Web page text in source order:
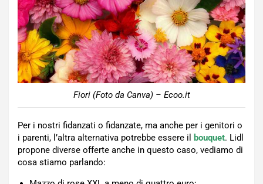
Fiori (Foto da Canva) – Ecoo.it
Per i nostri fidanzati o fidanzate, ma anche per i genitori o
i parenti, l’altra alternativa potrebbe essere il
bouquet. Lidl
propone diverse offerte anche in questo caso, vediamo di
cosa stiamo parlando: